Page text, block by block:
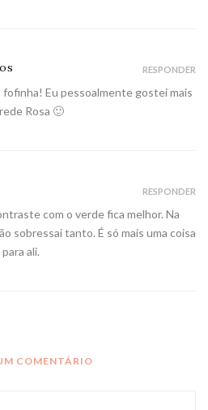
Eu pessoalmente gostei mais
Rosa 🙂
RESPONDER
com o verde fica melhor. Na
sobressai tanto. É só mais uma coisa
ali.
RESPONDER
COMENTÁRIO